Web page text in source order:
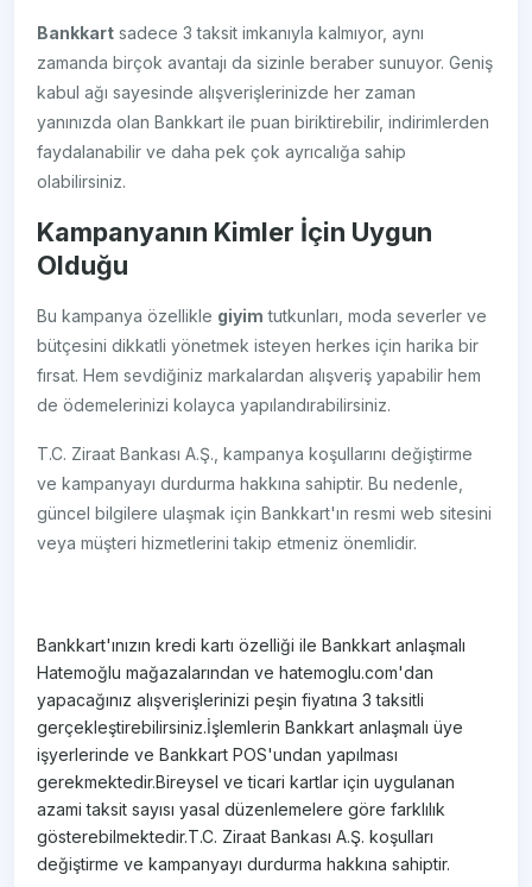
Bankkart sadece 3 taksit imkanıyla kalmıyor, aynı
zamanda birçok avantajı da sizinle beraber sunuyor. Geniş
kabul ağı sayesinde alışverişlerinizde her zaman
yanınızda olan Bankkart ile puan biriktirebilir, indirimlerden
faydalanabilir ve daha pek çok ayrıcalığa sahip
olabilirsiniz.
Kampanyanın Kimler İçin Uygun
Olduğu
Bu kampanya özellikle giyim tutkunları, moda severler ve
bütçesini dikkatli yönetmek isteyen herkes için harika bir
fırsat. Hem sevdiğiniz markalardan alışveriş yapabilir hem
de ödemelerinizi kolayca yapılandırabilirsiniz.
T.C. Ziraat Bankası A.Ş., kampanya koşullarını değiştirme
ve kampanyayı durdurma hakkına sahiptir. Bu nedenle,
güncel bilgilere ulaşmak için Bankkart'ın resmi web sitesini
veya müşteri hizmetlerini takip etmeniz önemlidir.
Bankkart'ınızın kredi kartı özelliği ile Bankkart anlaşmalı
Hatemoğlu mağazalarından ve hatemoglu.com'dan
yapacağınız alışverişlerinizi peşin fiyatına 3 taksitli
gerçekleştirebilirsiniz.İşlemlerin Bankkart anlaşmalı üye
işyerlerinde ve Bankkart POS'undan yapılması
gerekmektedir.Bireysel ve ticari kartlar için uygulanan
azami taksit sayısı yasal düzenlemelere göre farklılık
gösterebilmektedir.T.C. Ziraat Bankası A.Ş. koşulları
değiştirme ve kampanyayı durdurma hakkına sahiptir.